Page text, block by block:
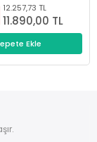
12.257,73 TL
11.890,00 TL
Ekle